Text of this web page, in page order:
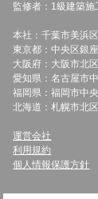
監修者：1級建築
本社：千葉市美浜
東京都：中央区銀
大阪府：大阪市北
愛知県：名古屋市
福岡県：福岡市中
北海道：札幌市北
運営会社
利用規約
個人情報保護方針